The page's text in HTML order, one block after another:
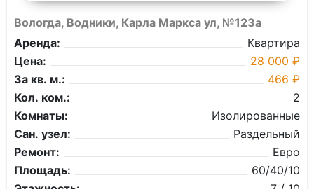
Вологда, Водники, Карла Маркса ул, №123а
Аренда:
Квартира
Цена:
28 000 ₽
За кв. м.:
466 ₽
Кол. ком.:
2
Комнаты:
Изолированные
Сан. узел:
Раздельный
Ремонт:
Евро
Площадь:
60/40/10